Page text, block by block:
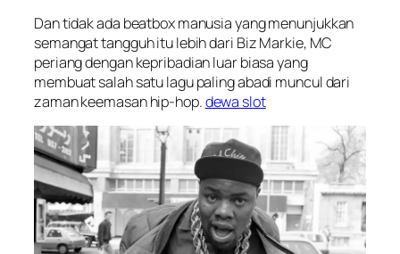
Dan tidak ada beatbox manusia yang menunjukkan
semangat tangguh itu lebih dari Biz Markie, MC
periang dengan kepribadian luar biasa yang
membuat salah satu lagu paling abadi muncul dari
zaman keemasan hip-hop.dewa slot